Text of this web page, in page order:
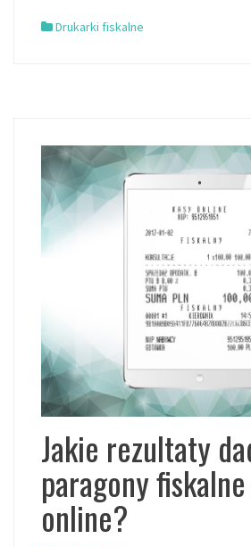
Drukarki fiskalne
Jakie rezultaty
paragony
online?